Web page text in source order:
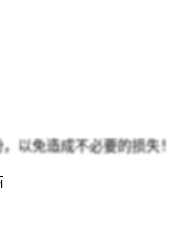
以免造成不必要的损失！